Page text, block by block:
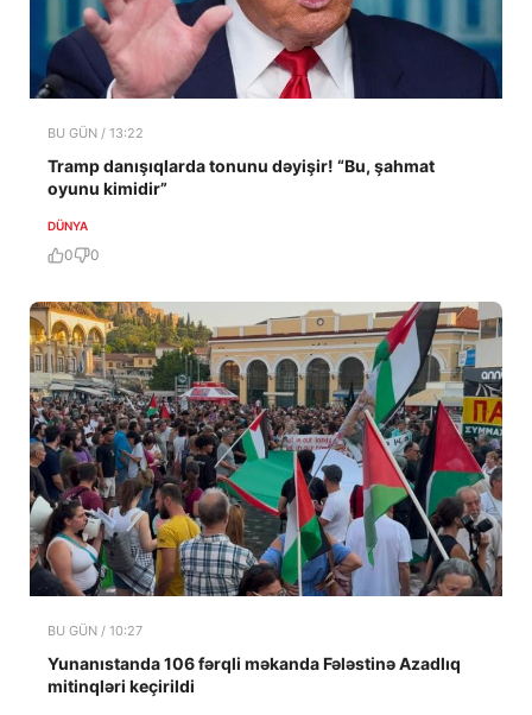
BU GÜN / 13:22
Tramp danışıqlarda tonunu dəyişir! “Bu, şahmat
oyunu kimidir”
DÜNYA
0 0
BU GÜN / 10:27
Yunanıstanda 106 fərqli məkanda Fələstinə Azadlıq
mitinqləri keçirildi